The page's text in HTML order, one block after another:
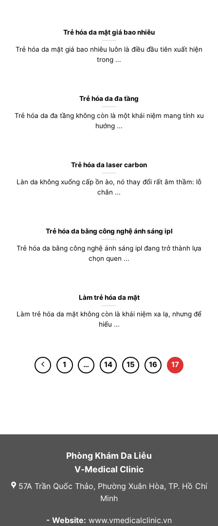
Trẻ hóa da mặt giá bao nhiêu
Trẻ hóa da mặt giá bao nhiêu luôn là điều đầu tiên xuất hiện
trong ...
Trẻ hóa da đa tầng
Trẻ hóa da đa tầng không còn là một khái niệm mang tính xu
hướng ...
Trẻ hóa da laser carbon
Làn da không xuống cấp ồn ào, nó thay đổi rất âm thầm: lỗ
chân ...
Trẻ hóa da bằng công nghệ ánh sáng ipl
Trẻ hóa da bằng công nghệ ánh sáng ipl đang trở thành lựa
chọn quen ...
Làm trẻ hóa da mặt
Làm trẻ hóa da mặt không còn là khái niệm xa lạ, nhưng để
hiểu ...
1 … 14 15 16 17
Phòng Khám Da Liễu
V-Medical Clinic
57A Trần Quốc Thảo, Phường Xuân Hòa, TP. Hồ Chí
Minh
- Website: www.vmedicalclinic.vn